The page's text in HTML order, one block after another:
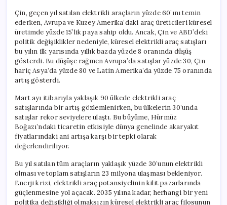
Çin, geçen yıl satılan elektrikli araçların yüzde 60’ını temin
ederken, Avrupa ve Kuzey Amerika’daki araç üreticileri küresel
üretimde yüzde 15’lik paya sahip oldu. Ancak, Çin ve ABD’deki
politik değişiklikler nedeniyle, küresel elektrikli araç satışları
bu yılın ilk yarısında yıllık bazda yüzde 8 oranında düşüş
gösterdi. Bu düşüşe rağmen Avrupa’da satışlar yüzde 30, Çin
hariç Asya’da yüzde 80 ve Latin Amerika’da yüzde 75 oranında
artış gösterdi.
Mart ayı itibarıyla yaklaşık 90 ülkede elektrikli araç
satışlarında bir artış gözlemlenirken, bu ülkelerin 30’unda
satışlar rekor seviyelere ulaştı. Bu büyüme, Hürmüz
Boğazı’ndaki ticaretin etkisiyle dünya genelinde akaryakıt
fiyatlarındaki ani artışa karşı bir tepki olarak
değerlendiriliyor.
Bu yıl satılan tüm araçların yaklaşık yüzde 30’unun elektrikli
olması ve toplam satışların 23 milyona ulaşması bekleniyor.
Enerji krizi, elektrikli araç potansiyelinin kilit pazarlarında
güçlenmesine yol açacak. 2035 yılına kadar, herhangi bir yeni
politika değişikliği olmaksızın küresel elektrikli araç filosunun